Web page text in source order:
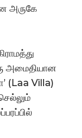
அருகே
அமைதியான
(Laa Villa)